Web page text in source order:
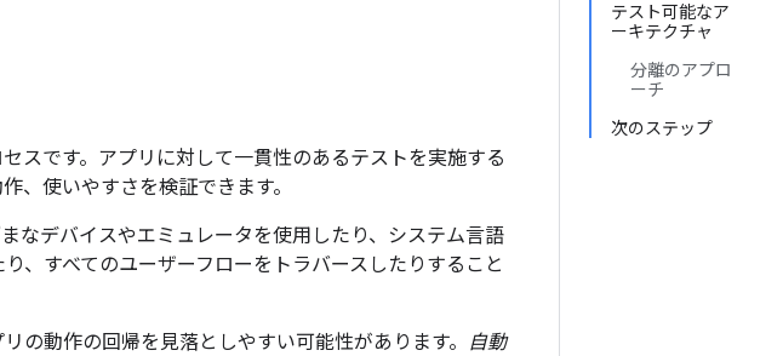
テスト可能なア
ーキテクチャ
分離のアプロ
ーチ
次のステップ
スです。アプリに対して一貫性のあるテストを実施する
、使いやすさを検証できます。
なデバイスやエミュレータを使用したり、システム言語
、すべてのユーザーフローをトラバースしたりすること
の動作の回帰を見落としやすい可能性があります。 自動